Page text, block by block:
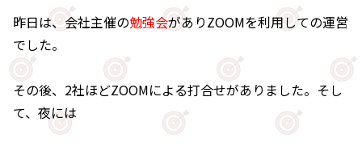
昨日は、会社主催の勉強会がありZOOMを利用しての運営
でした。
その後、2社ほどZOOMによる打合せがありました。そし
て、夜には